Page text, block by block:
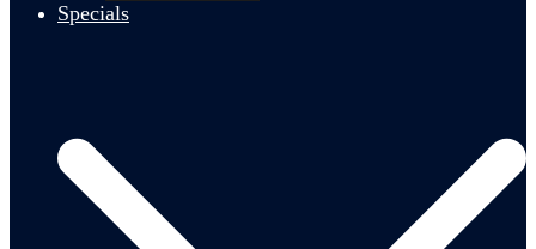
Specials